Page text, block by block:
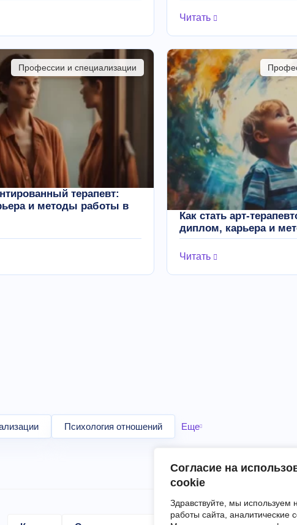
Согласие на
cookie
Здравствуйте, мы
работы сайта, аналитические
Читать
Профессии и специализации
терапевт:
и методы работы в
Как стать арт-
диплом, карьера и
Читать
Психология отношений Еще